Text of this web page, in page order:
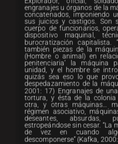
engranajes u órganos de la
concatenados, imponiendo
sus juicios y castigos. Son
cuerpo de funcionarios,
dispositivo maquinal,
burocratización capitalista.
también piezas de la
(Hombre o animal) en
penitenciaria’ la máquina
unidad, y el hombre se
quizás sea eso lo que
despedazamiento de la
2001: 17) Engranajes de
tortura, y ésta de la colonia
otra, y otras máquinas…
régimen asociativo,
deseantes, absurdas,
estropeándose sin cesar. “La
de vez en cuando
descomponerse” (Kafka,